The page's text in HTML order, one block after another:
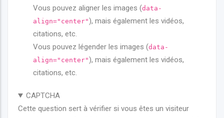
Vous pouvez aligner les images (data-
align="center"), mais également les vidéos,
citations, etc.
Vous pouvez légender les images (data-
align="center"), mais également les vidéos,
citations, etc.
CAPTCHA
Cette question sert à vérifier si vous êtes un visiteur